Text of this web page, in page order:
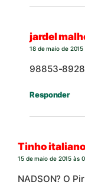
jardel
18 de maio de 2015
98853-8928
Responder
Tinho italiano
15 de maio de 2015 às
NADSON? O